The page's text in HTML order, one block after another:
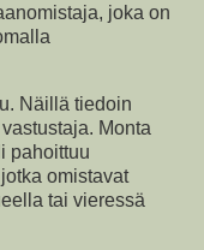
joka on
Näillä tiedoin
Monta
pahoittuu
omistavat
tai vieressä